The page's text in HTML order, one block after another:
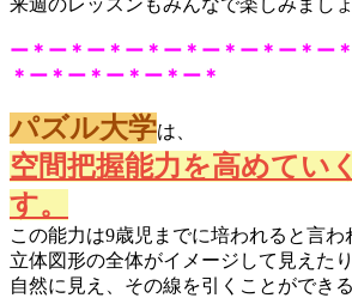
来週のレッスンもみんなで楽しみまし
ー＊ー＊ー＊ー＊ー＊ー＊ー＊ー＊ー
＊ー＊ー＊ー＊ー＊ー＊
パズル大学は、
空間把握能力を高めてい
す。
この能力は9歳児までに培われると言わ
立体図形の全体がイメージして見えた
自然に見え、その線を引くことができ